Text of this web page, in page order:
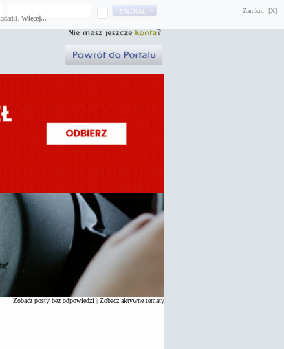
Zamknij [X]
Więcej...
Zobacz posty bez odpowiedzi | Zobacz aktywne tematy